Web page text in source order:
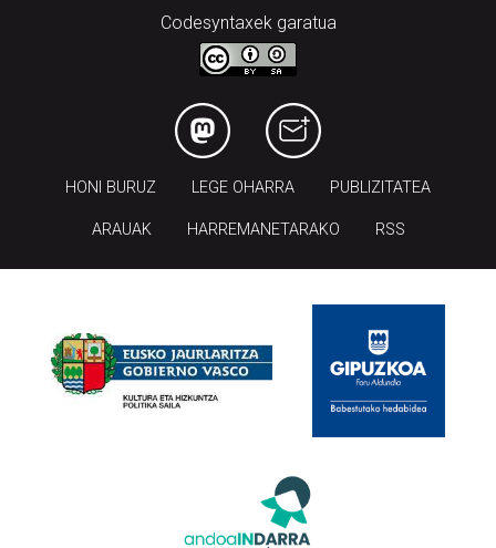
Codesyntaxek garatua
HONI BURUZ LEGE OHARRA PUBLIZITATEA
ARAUAK HARREMANETARAKO RSS